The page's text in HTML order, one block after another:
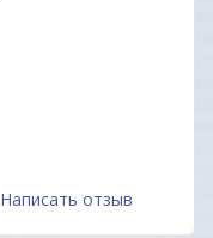
Написать отзыв